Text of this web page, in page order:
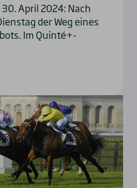
April 2024: Nach
der Weg eines
Im Quinté+-